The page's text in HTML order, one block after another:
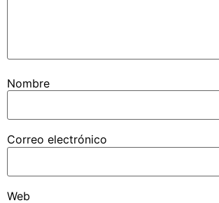
Nombre
Correo electrónico
Web